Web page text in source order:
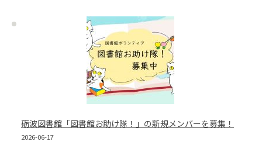
砺波図書館「図書館お助け隊！」の新規メンバーを募集！
2026-06-17